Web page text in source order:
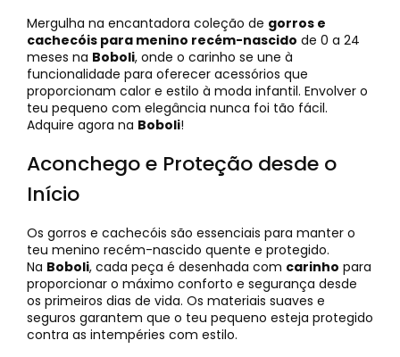
Mergulha na encantadora coleção de gorros e
cachecóis para menino recém-nascido de 0 a 24
meses na Boboli, onde o carinho se une à
funcionalidade para oferecer acessórios que
proporcionam calor e estilo à moda infantil. Envolver o
teu pequeno com elegância nunca foi tão fácil.
Adquire agora na Boboli!
Aconchego e Proteção desde o
Início
Os gorros e cachecóis são essenciais para manter o
teu menino recém-nascido quente e protegido.
Na Boboli, cada peça é desenhada com carinho para
proporcionar o máximo conforto e segurança desde
os primeiros dias de vida. Os materiais suaves e
seguros garantem que o teu pequeno esteja protegido
contra as intempéries com estilo.